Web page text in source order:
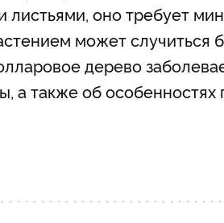
оно требует
может случиться
дерево
а также об особенностях